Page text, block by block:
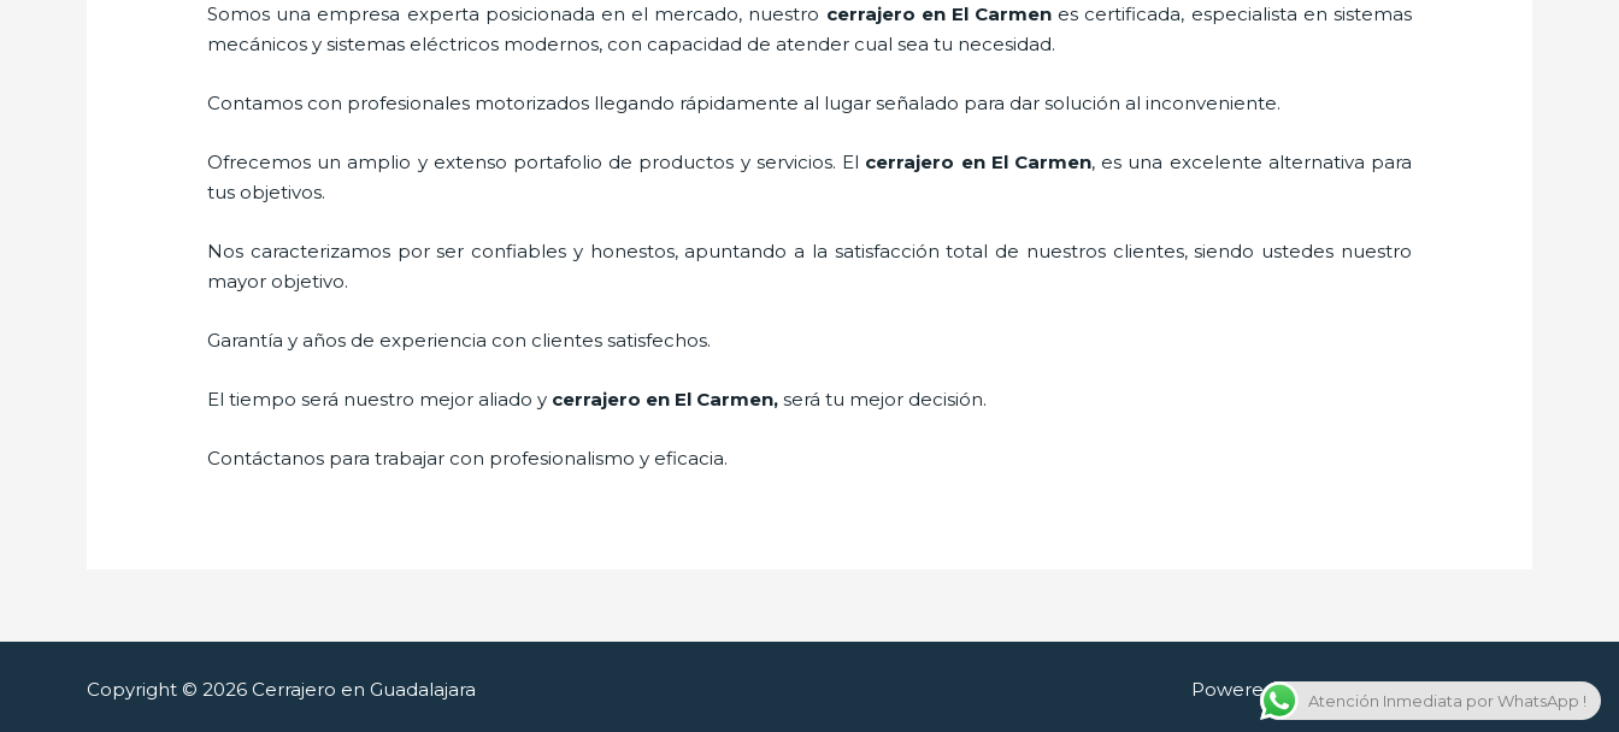
Somos una empresa experta posicionada en el mercado, nuestro cerrajero en El Carmen es certificada, especialista en sistemas
mecánicos y sistemas eléctricos modernos, con capacidad de atender cual sea tu necesidad.
Contamos con profesionales motorizados llegando rápidamente al lugar señalado para dar solución al inconveniente.
Ofrecemos un amplio y extenso portafolio de productos y servicios. El cerrajero en El Carmen, es una excelente alternativa para
tus objetivos.
Nos caracterizamos por ser confiables y honestos, apuntando a la satisfacción total de nuestros clientes, siendo ustedes nuestro
mayor objetivo.
Garantía y años de experiencia con clientes satisfechos.
El tiempo será nuestro mejor aliado y cerrajero en El Carmen,será tu mejor decisión.
Contáctanos para trabajar con profesionalismo y eficacia.
Copyright © 2026 Cerrajero en Guadalajara Powered by Cerrajero en Guadalajara
Atención Inmediata por WhatsApp !